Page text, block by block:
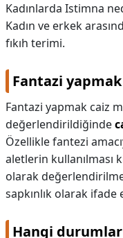
Kadınlarda Istimna
Kadın ve erkek
fıkıh terimi.
Fantazi
Fantazi yapmak caiz
değerlendirildiğinde
Özellikle fantezi
aletlerin kullanılması
olarak
sapkınlık olarak ifade
Hangi durumlar